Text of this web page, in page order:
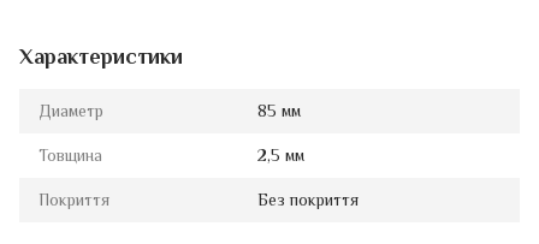
Характеристики
Диаметр 85 мм
Товщина 2,5 мм
Покриття Без покриття